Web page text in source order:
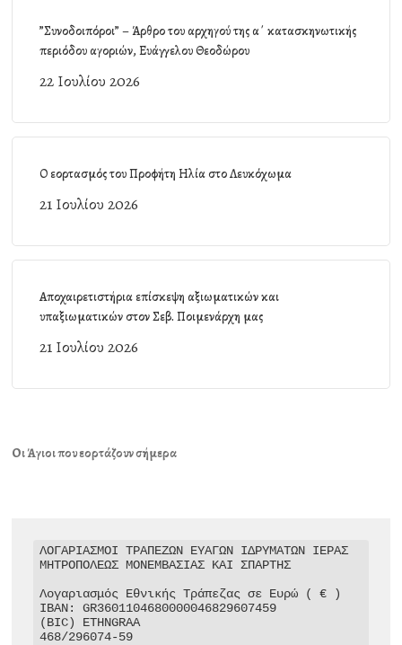
”Συνοδοιπόροι” – Άρθρο του αρχηγού της α΄ κατασκηνωτικής
περιόδου αγοριών, Ευάγγελου Θεοδώρου
22 Ιουλίου 2026
Ο εορτασμός του Προφήτη Ηλία στο Λευκόχωμα
21 Ιουλίου 2026
Αποχαιρετιστήρια επίσκεψη αξιωματικών και
υπαξιωματικών στον Σεβ. Ποιμενάρχη μας
21 Ιουλίου 2026
Οι Άγιοι που εορτάζουν σήμερα
ΛΟΓΑΡΙΑΣΜΟΙ ΤΡΑΠΕΖΩΝ ΕΥΑΓΩΝ ΙΔΡΥΜΑΤΩΝ ΙΕΡΑΣ
ΜΗΤΡΟΠΟΛΕΩΣ ΜΟΝΕΜΒΑΣΙΑΣ ΚΑΙ ΣΠΑΡΤΗΣ
Λογαριασμός Εθνικής Τράπεζας σε Ευρώ ( € )
IBAN: GR3601104680000046829607459
(BIC) ETHNGRAA
468/296074-59